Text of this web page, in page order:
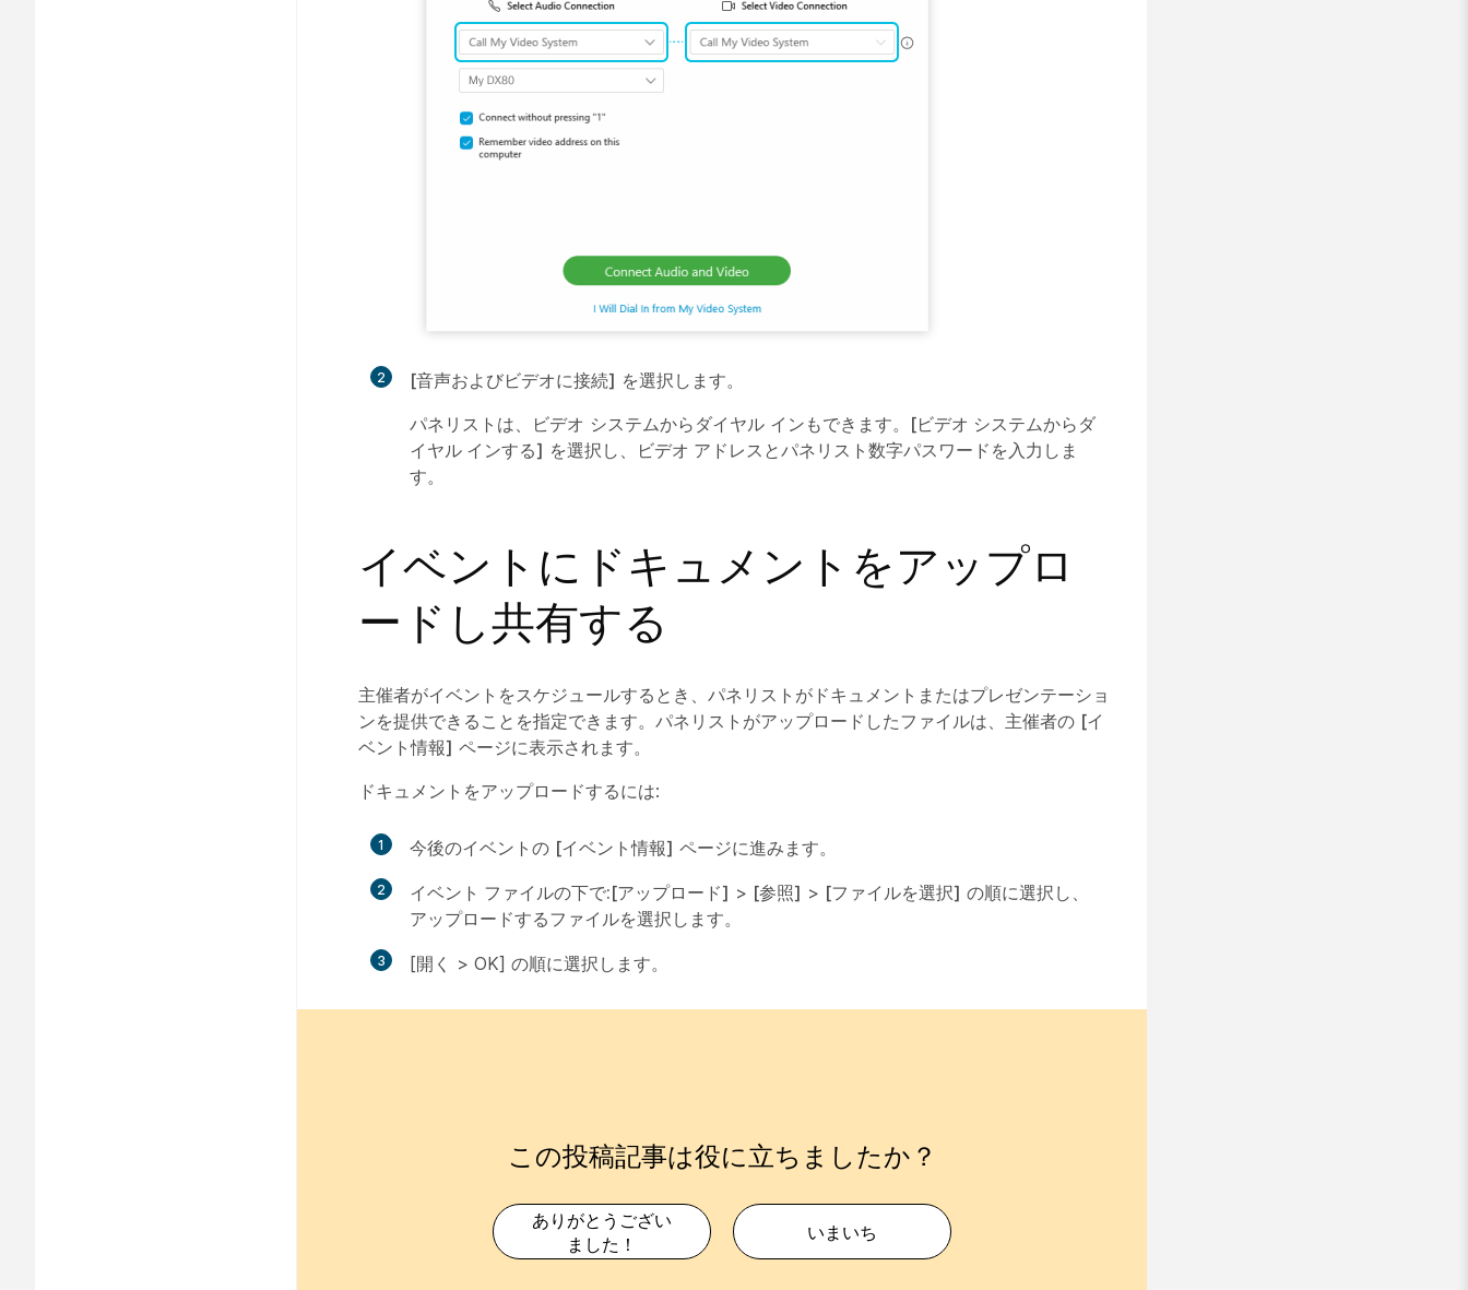
2 [音声およびビデオに接続] を選択します。
パネリストは、ビデオ システムからダイヤル インもできます。 [ビデオ システムからダ
イヤル インする] を選択し、 ビデオ アドレス とパネリスト数字パスワード を入力しま
す。
イベントにドキュメントをアップロ
ードし共有する
主催者がイベントをスケジュールするとき、パネリストがドキュメントまたはプレゼンテーショ
ンを提供できることを指定できます。パネリストがアップロードしたファイルは、主催者の [イ
ベント情報] ページに表示されます。
ドキュメントをアップロードするには:
1 今後のイベントの [イベント情報] ページに進みます。
2 イベント ファイルの下で:[アップロード] > [参照] > [ファイルを選択] の順に選択し、
アップロードするファイルを選択します。
3 [開く > OK] の順に選択します。
この投稿記事は役に立ちましたか？
ありがとうござい
ました！
いまいち